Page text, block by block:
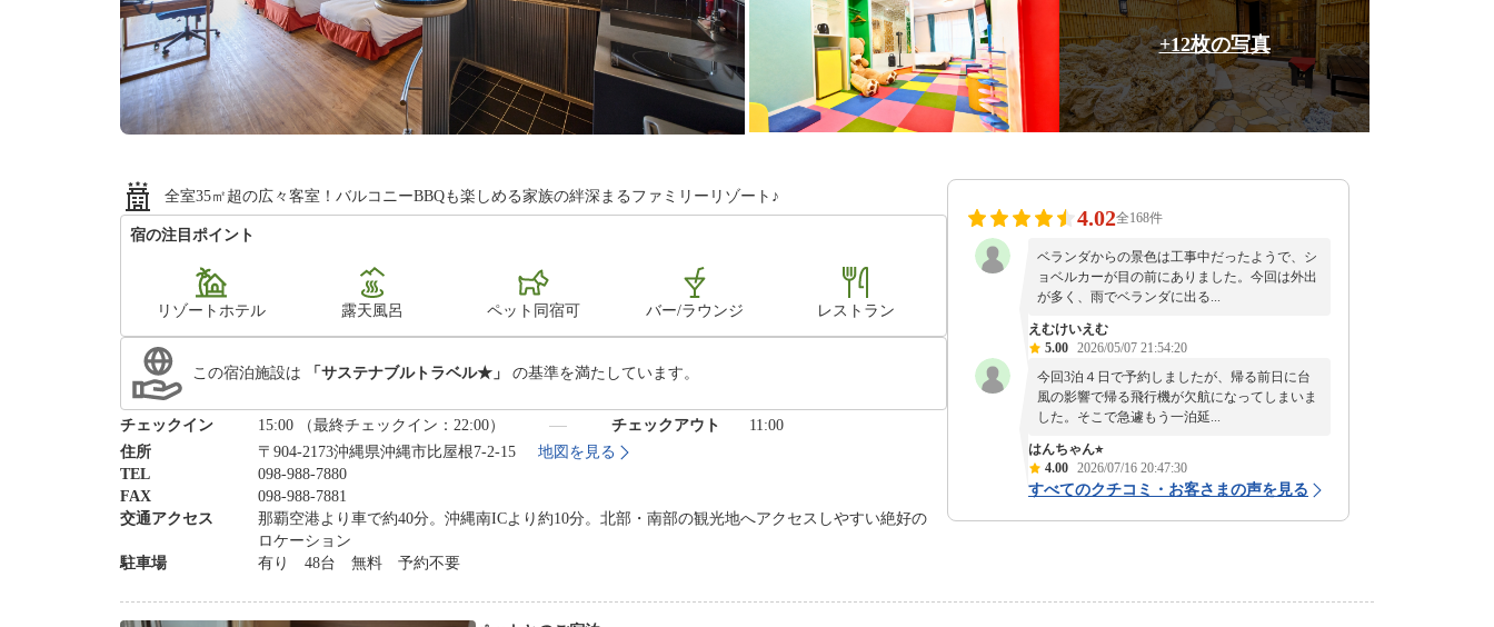
+12枚の写真
全室35㎡超の広々客室！バルコニーBBQも楽しめる家族の絆深まるファミリーリゾート♪
宿の注目ポイント
リゾートホテル 露天風呂 ペット同宿可 バー/ラウンジ レストラン
この宿泊施設は 「サステナブルトラベル★」 の基準を満たしています。
チェックイン 15:00 （最終チェックイン：22:00） チェックアウト
11:00
住所
〒904-2173沖縄県沖縄市比屋根7-2-15
地図を見る
TEL
098-988-7880
FAX
098-988-7881
交通アクセス
那覇空港より車で約40分。沖縄南ICより約10分。北部・南部の観光地へアクセスしやすい絶好の
ロケーション
駐車場
有り 48台 無料 予約不要
4.02全168件
ベランダからの景色は工事中だったようで、シ
ョベルカーが目の前にありました。今回は外出
が多く、雨でベランダに出る...
えむけいえむ
5.00 2026/05/07 21:54:20
今回3泊４日で予約しましたが、帰る前日に台
風の影響で帰る飛行機が欠航になってしまいま
した。そこで急遽もう一泊延...
はんちゃん⭐︎
4.00 2026/07/16 20:47:30
すべてのクチコミ・お客さまの声を見る